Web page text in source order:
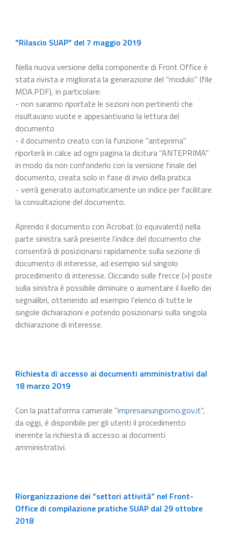
"Rilascio SUAP" del 7 maggio 2019
Nella nuova versione della componente di Front Office è
stata rivista e migliorata la generazione del "modulo" (file
MDA.PDF), in particolare:
- non saranno riportate le sezioni non pertinenti che
risultavano vuote e appesantivano la lettura del
documento
- il documento creato con la funzione "anteprima"
riporterà in calce ad ogni pagina la dicitura "ANTEPRIMA"
in modo da non confonderlo con la versione finale del
documento, creata solo in fase di invio della pratica
- verrà generato automaticamente un indice per facilitare
la consultazione del documento.
Aprendo il documento con Acrobat (o equivalenti) nella
parte sinistra sarà presente l’indice del documento che
consentirà di posizionarsi rapidamente sulla sezione di
documento di interesse, ad esempio sul singolo
procedimento di interesse. Cliccando sulle frecce (>) poste
sulla sinistra è possibile diminuire o aumentare il livello dei
segnalibri, ottenendo ad esempio l’elenco di tutte le
singole dichiarazioni e potendo posizionarsi sulla singola
dichiarazione di interesse.
Richiesta di accesso ai documenti amministrativi dal
18 marzo 2019
Con la piattaforma camerale "impresainungiorno.gov.it",
da oggi, è disponibile per gli utenti il procedimento
inerente la richiesta di accesso ai documenti
amministrativi.
Riorganizzazione dei “settori attività” nel Front-
Office di compilazione pratiche SUAP dal 29 ottobre
2018